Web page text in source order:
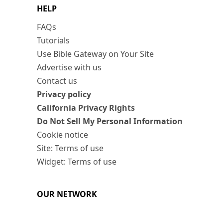
HELP
FAQs
Tutorials
Use Bible Gateway on Your Site
Advertise with us
Contact us
Privacy policy
California Privacy Rights
Do Not Sell My Personal Information
Cookie notice
Site: Terms of use
Widget: Terms of use
OUR NETWORK